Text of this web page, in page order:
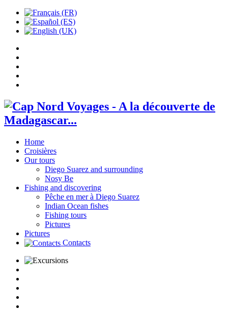
Home
Croisières
Our tours
Diego Suarez and surrounding
Nosy Be
Fishing and discovering
Pêche en mer à Diego Suarez
Indian Ocean fishes
Fishing tours
Pictures
Pictures
Contacts